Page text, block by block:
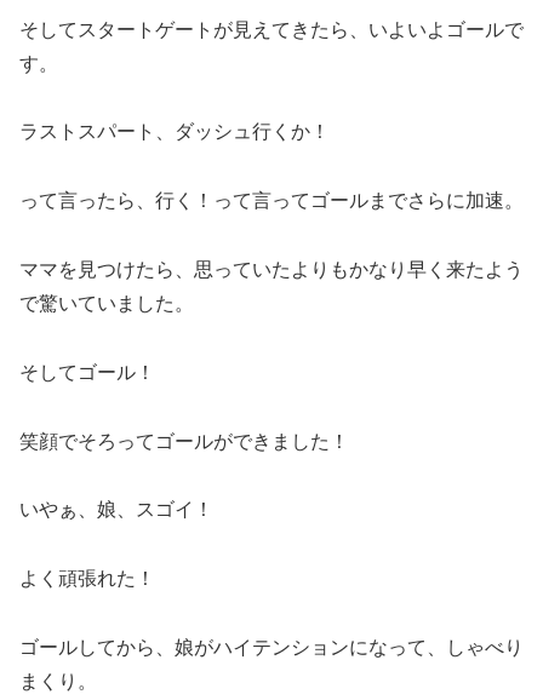
そしてスタートゲートが見えてきたら、いよいよゴールで
す。
ラストスパート、ダッシュ行くか！
って言ったら、行く！って言ってゴールまでさらに加速。
ママを見つけたら、思っていたよりもかなり早く来たよう
で驚いていました。
そしてゴール！
笑顔でそろってゴールができました！
いやぁ、娘、スゴイ！
よく頑張れた！
ゴールしてから、娘がハイテンションになって、しゃべり
まくり。